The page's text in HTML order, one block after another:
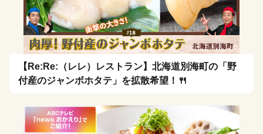
【Re:Re:（レレ）レストラン】北海道別海町の「野
付産のジャンボホタテ」を拡散希望！🍴